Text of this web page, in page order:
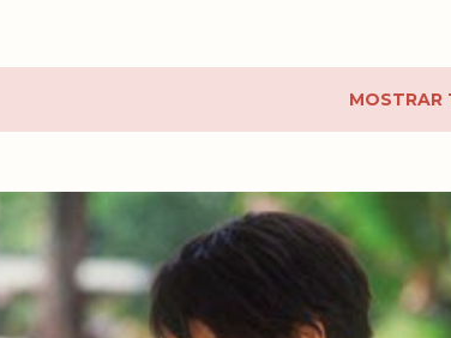
MOSTRAR